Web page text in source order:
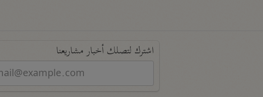
اشترك لتصلك أخبار مشاريعنا